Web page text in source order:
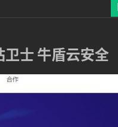
士 牛盾云安全